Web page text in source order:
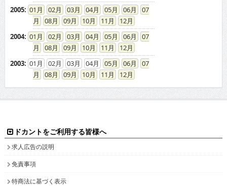
2005: 01 02 03 04 05 06
07
08
09 10 11
12
2004: 01 02 03 04 05 06
07
08
09 10 11
12
2003: 01 02 03 04 05 06
07
08
09 10 11 12
ドカントをご利用する皆様へ
求人広告の説明
免責事項
特商法に基づく表示